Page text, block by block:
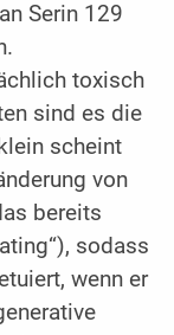
Serin 129
toxisch
sind es die
scheint
von
bereits
sodass
wenn er